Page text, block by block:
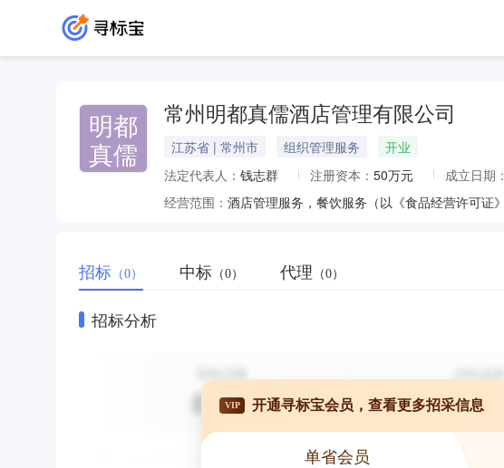
明都
真儒
常州明都真儒酒店管理有限公司
江苏省 | 常州市 组织管理服务
开业
法定代表人： 钱志群 注册资本： 50万元 成立日期：
经营范围：
招标 （0） 中标 （0） 代理 （0）
招标分析
VIP 开通寻标宝会员，查看更多招采信息
单省会员